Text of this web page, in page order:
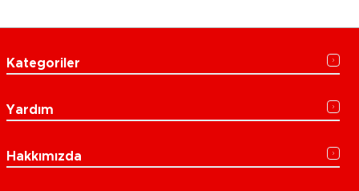
Kategoriler
Yardım
Hakkımızda